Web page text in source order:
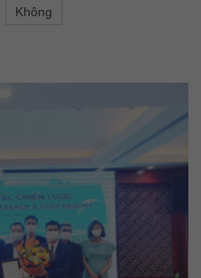
Không